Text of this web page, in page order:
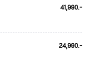
41,990.-
24,990.-